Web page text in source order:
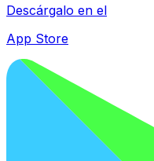
Descárgalo en el
App Store